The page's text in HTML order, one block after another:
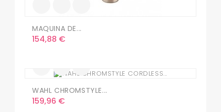
MAQUINA DE...
Precio
154,88 €
WAHL CHROMSTYLE...
Precio
159,96 €